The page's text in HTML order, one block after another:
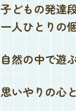
子どもの発達
一人ひとりの
自然の中で遊
思いやりの心